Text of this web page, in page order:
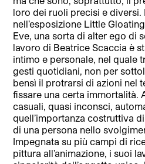
loro dei ruoli precisi e diversi.
nell’esposizione Little
Eve, una sorta di alter ego di
lavoro di Beatrice Scaccia è
intimo e personale, nel quale
gesti quotidiani, non per
bensì il protrarsi di azioni nel
fissare una certa immortalità.
casuali, quasi inconsci,
quell’importanza costruttiva
di una persona nello
Impegnata su più campi di
pittura all’animazione, i suoi